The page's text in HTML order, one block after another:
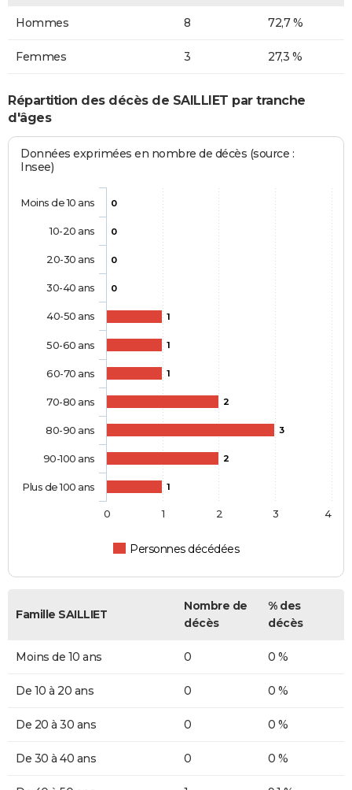
Hommes 8 72,7 %
Femmes 3 27,3 %
Répartition des décès de SAILLIET par tranche
d'âges
Données exprimées en nombre de décès (source :
Insee)
0
0
0
0
1
1
1
2
3
2
1
Personnes décédées
Moins de 10 ans
10-20 ans
20-30 ans
30-40 ans
40-50 ans
50-60 ans
60-70 ans
70-80 ans
80-90 ans
90-100 ans
Plus de 100 ans
0 1 2 3 4
Famille SAILLIET
Nombre de
décès
% des
décès
Moins de 10 ans 0 0 %
De 10 à 20 ans 0 0 %
De 20 à 30 ans 0 0 %
De 30 à 40 ans 0 0 %